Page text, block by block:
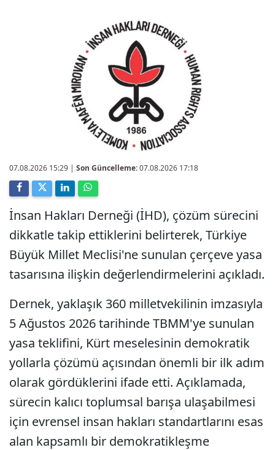
07.08.2026 15:29 | Son Güncelleme:07.08.2026 17:18
İnsan Hakları Derneği (İHD), çözüm sürecini
dikkatle takip ettiklerini belirterek, Türkiye
Büyük Millet Meclisi'ne sunulan çerçeve yasa
tasarısına ilişkin değerlendirmelerini açıkladı.
Dernek, yaklaşık 360 milletvekilinin imzasıyla
5 Ağustos 2026 tarihinde TBMM'ye sunulan
yasa teklifini, Kürt meselesinin demokratik
yollarla çözümü açısından önemli bir ilk adım
olarak gördüklerini ifade etti. Açıklamada,
sürecin kalıcı toplumsal barışa ulaşabilmesi
için evrensel insan hakları standartlarını esas
alan kapsamlı bir demokratikleşme